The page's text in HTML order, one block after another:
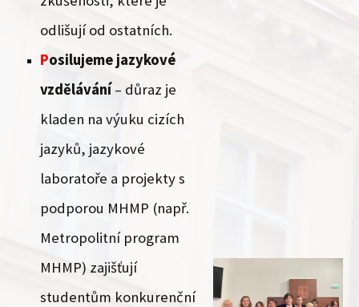
odlišují od ostatních.
Posilujeme jazykové
vzdělávání– důraz je
kladen na výuku cizích
jazyků, jazykové
laboratoře a projekty s
podporou MHMP (např.
Metropolitní program
MHMP) zajišťují
studentům konkurenční